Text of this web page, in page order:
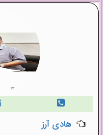
هادی آرز